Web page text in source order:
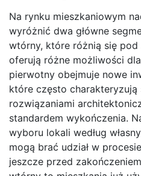
Na rynku mieszkaniowym
wyróżnić dwa główne
wtórny, które różnią się
oferują różne możliwości
pierwotny obejmuje nowe
które często charakteryzują
rozwiązaniami
standardem wykończenia.
wyboru lokali według
mogą brać udział w
jeszcze przed